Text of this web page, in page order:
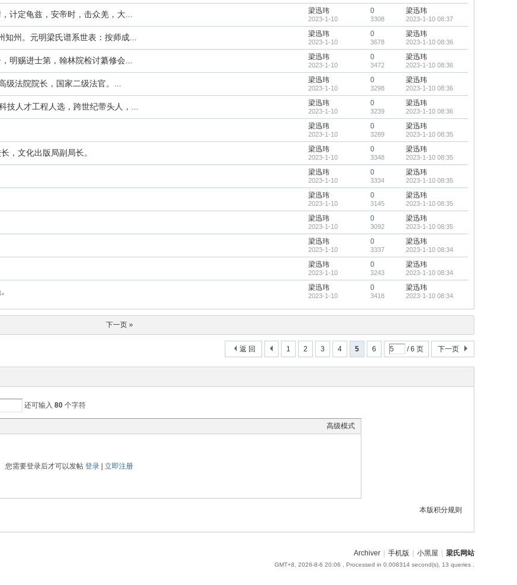
计定龟兹，安帝时，击众羌，大... 梁迅玮
2023-1-10
0
3308
梁迅玮
2023-1-10 08:37
州。元明梁氏谱系世表：按师成... 梁迅玮
2023-1-10
0
3678
梁迅玮
2023-1-10 08:36
明赐进士第，翰林院检讨纂修会... 梁迅玮
2023-1-10
0
3472
梁迅玮
2023-1-10 08:36
法院院长，国家二级法官。... 梁迅玮
2023-1-10
0
3298
梁迅玮
2023-1-10 08:36
人才工程人选，跨世纪带头人，... 梁迅玮
2023-1-10
0
3239
梁迅玮
2023-1-10 08:36
梁迅玮
2023-1-10
0
3289
梁迅玮
2023-1-10 08:35
，文化出版局副局长。 梁迅玮
2023-1-10
0
3348
梁迅玮
2023-1-10 08:35
梁迅玮
2023-1-10
0
3334
梁迅玮
2023-1-10 08:35
梁迅玮
2023-1-10
0
3145
梁迅玮
2023-1-10 08:35
梁迅玮
2023-1-10
0
3092
梁迅玮
2023-1-10 08:35
梁迅玮
2023-1-10
0
3337
梁迅玮
2023-1-10 08:34
梁迅玮
2023-1-10
0
3243
梁迅玮
2023-1-10 08:34
梁迅玮
2023-1-10
0
3418
梁迅玮
2023-1-10 08:34
下一页 »
1 2 3 4 5 6 / 6 页 下一页
返 回
还可输入 80 个字符
高级模式
您需要登录后才可以发帖 登录 立即注册
本版积分规则
Archiver 手机版 小黑屋 梁氏网站
GMT+8, 2026-8-6 20:06 , Processed in 0.008314 second(s), 13 queries .